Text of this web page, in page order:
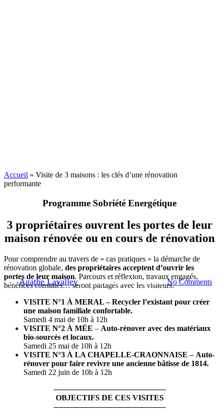
Visite de 3 maisons : les clés
d’une rénovation performante
By Agathe Lavalley2 avril 2024juillet 15th, 2024No Comments
Accueil » Visite de 3 maisons : les clés d’une rénovation
performante
Programme Sobriété Energétique
3 propriétaires ouvrent les portes de leur
maison rénovée ou en cours de rénovation
Pour comprendre au travers de « cas pratiques » la démarche de
rénovation globale, des propriétaires acceptent d’ouvrir les
portes de leur maison. Parcours et réflexion, travaux engagés,
bénéfices constatés… seront partagés avec les visiteurs.
VISITE N°1 À MERAL – Recycler l’existant pour créer
une maison familiale confortable.
Samedi 4 mai de 10h à 12h
VISITE N°2 À MÉE – Auto-rénover avec des matériaux
bio-sourcés et locaux.
Samedi 25 mai de 10h à 12h
VISITE N°3 À LA CHAPELLE-CRAONNAISE – Auto-
rénover pour faire revivre une ancienne bâtisse de 1814.
Samedi 22 juin de 10h à 12h
——————————————-
OBJECTIFS DE CES VISITES
——————————————-